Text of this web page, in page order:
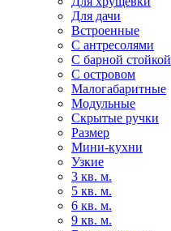
Для дачи
Встроенные
С антресолями
С барной стойкой
С островом
Малогабаритные
Модульные
Скрытые ручки
Размер
Мини-кухни
Узкие
3 кв. м.
5 кв. м.
6 кв. м.
9 кв. м.